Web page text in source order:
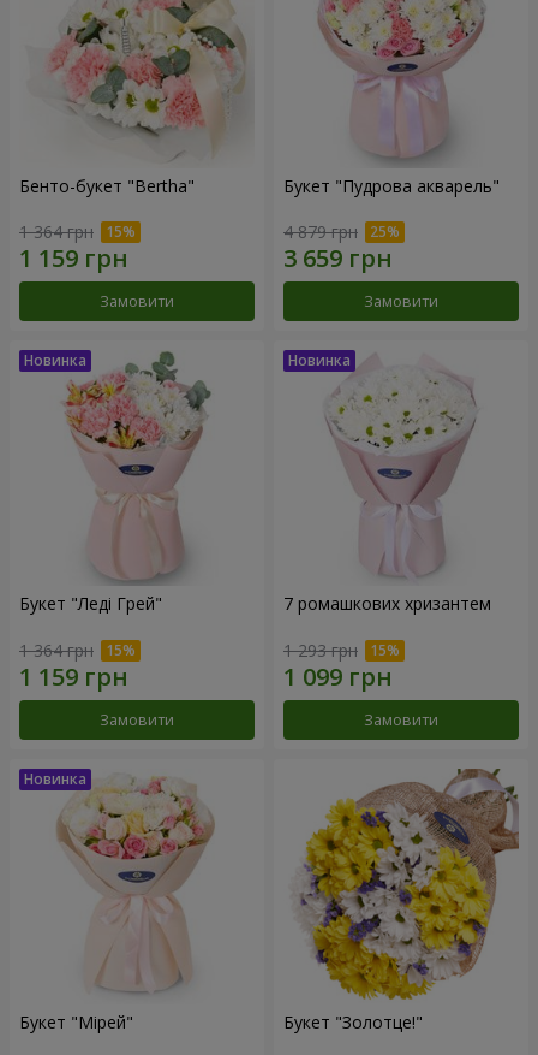
Бенто-букет "Bertha"
1 364 грн
Замовити
Букет "Пудрова акварель"
4 879 грн
Замовити
Букет "Леді Грей"
1 364 грн
Замовити
7 ромашкових хризантем
1 293 грн
Замовити
Букет "Мірей" Букет "Золотце!"